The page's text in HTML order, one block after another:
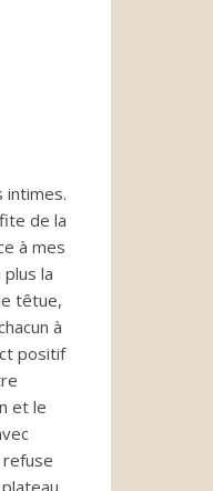
intimes.
de la
à mes
la
têtue,
à
positif
et le